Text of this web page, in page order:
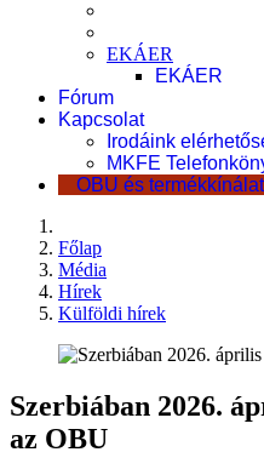
EKÁER
EKÁER
Fórum
Kapcsolat
Irodáink
MKFE
OBU és termékkínálat
Főlap
Média
Hírek
Külföldi hírek
Szerbiában 2026.
az OBU